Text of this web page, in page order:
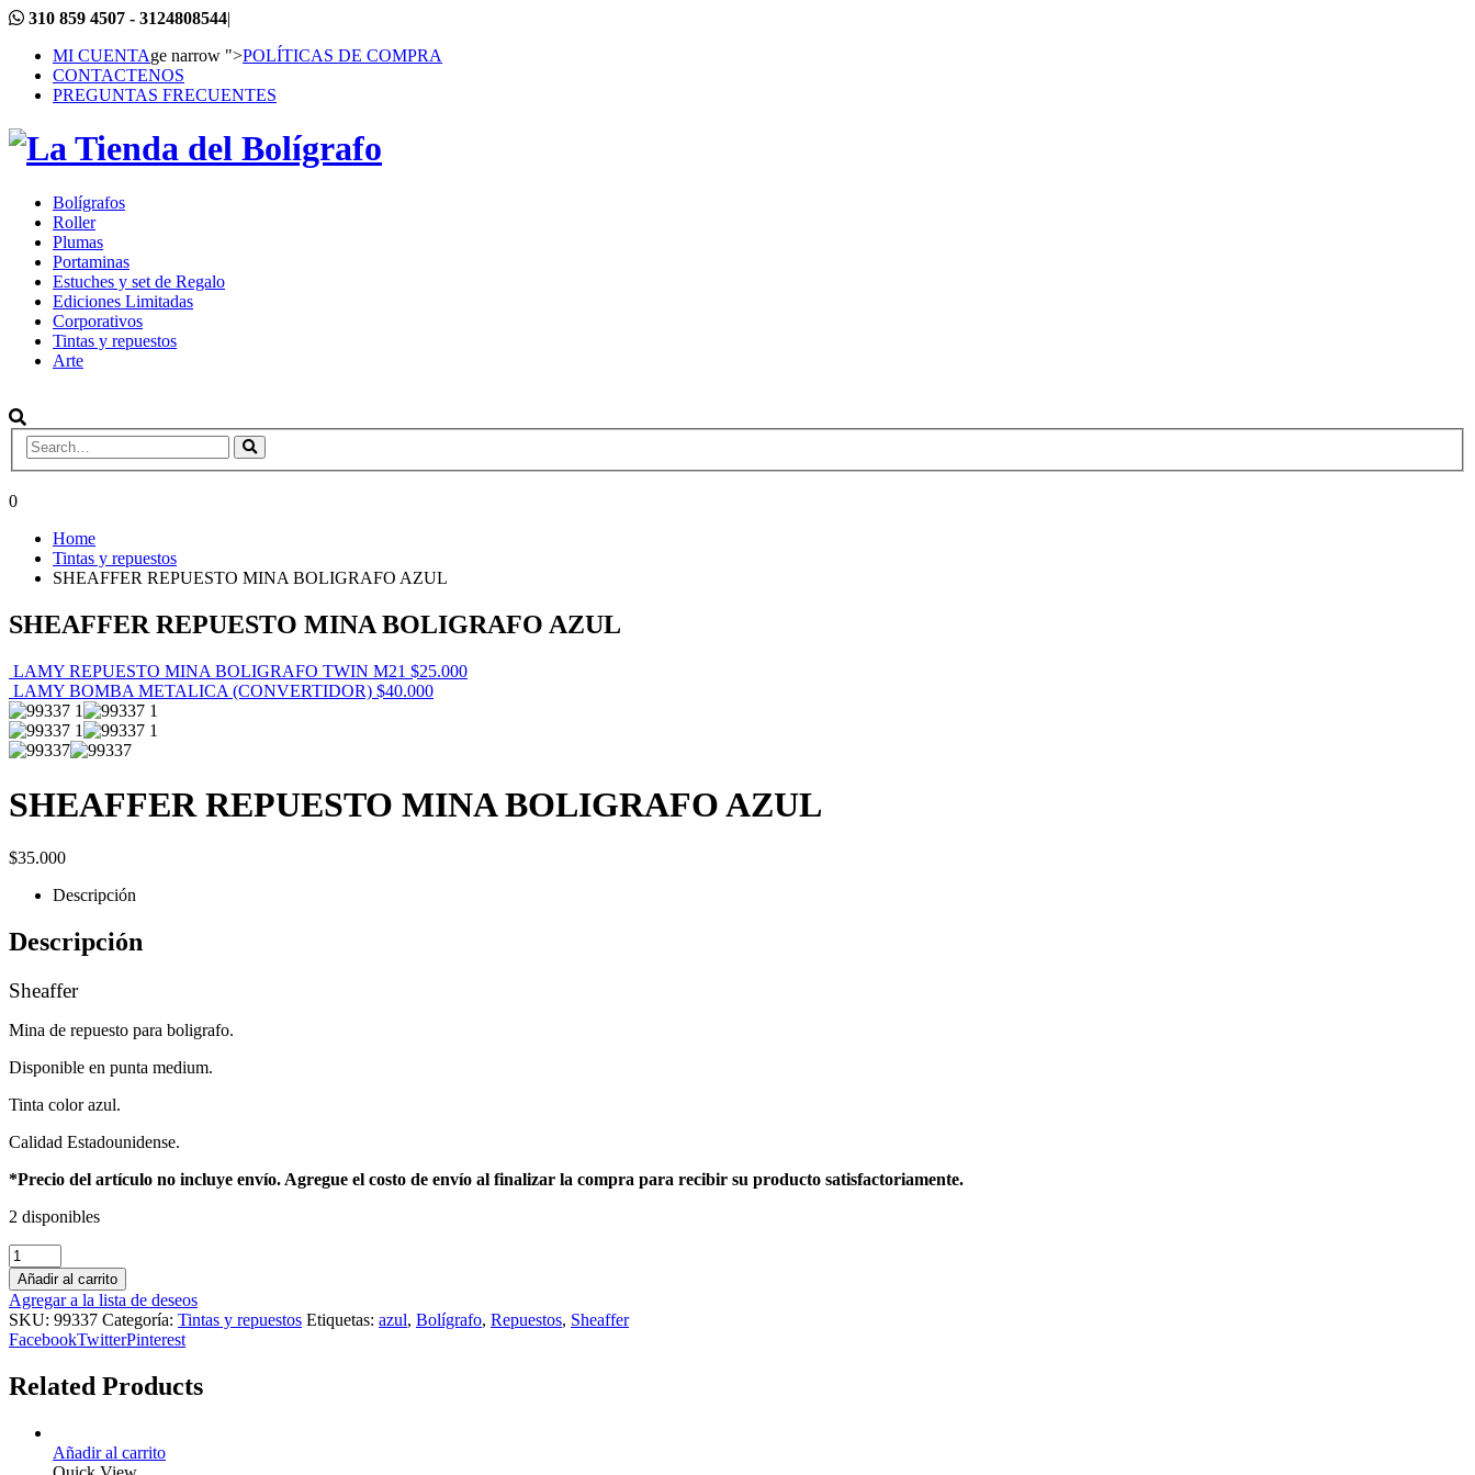
310 859 4507 - 3124808544|
MI CUENTAge narrow ">POLÍTICAS DE COMPRA
CONTACTENOS
PREGUNTAS FRECUENTES
Bolígrafos
Roller
Plumas
Portaminas
Estuches y set de Regalo
Ediciones Limitadas
Corporativos
Tintas y repuestos
Arte
0
Home
Tintas y repuestos
SHEAFFER REPUESTO MINA BOLIGRAFO AZUL
SHEAFFER REPUESTO MINA BOLIGRAFO AZUL
LAMY REPUESTO MINA BOLIGRAFO TWIN M21 $25.000
LAMY BOMBA METALICA (CONVERTIDOR) $40.000
SHEAFFER REPUESTO MINA BOLIGRAFO AZUL
$35.000
Descripción
Descripción
Sheaffer
Mina de repuesto para boligrafo.
Disponible en punta medium.
Tinta color azul.
Calidad Estadounidense.
*Precio del artículo no incluye envío. Agregue el costo de envío al finalizar la compra para recibir su producto satisfactoriamente.
2 disponibles
Añadir al carrito
Agregar a la lista de deseos
SKU: 99337 Categoría: Tintas y repuestos Etiquetas: azul, Bolígrafo, Repuestos, Sheaffer
FacebookTwitterPinterest
Related Products
Añadir al carrito